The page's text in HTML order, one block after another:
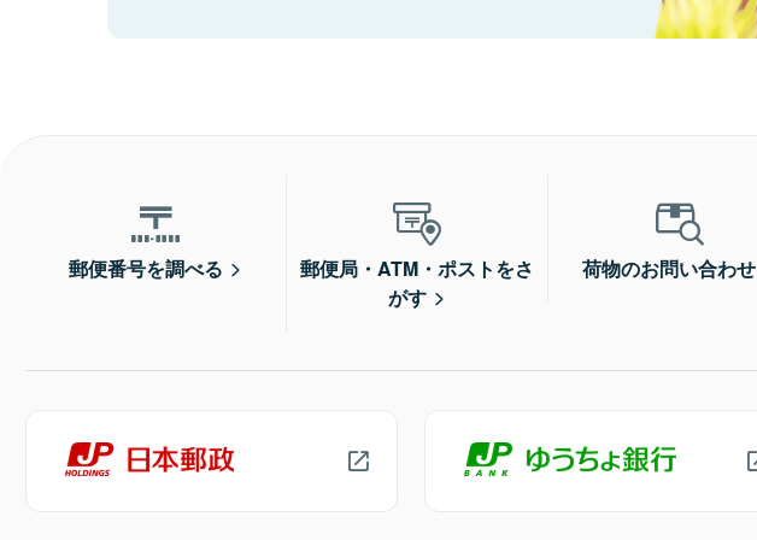
郵便番号を調べる
郵便局・ATM・ポストをさ
がす
荷物のお問い合わせ